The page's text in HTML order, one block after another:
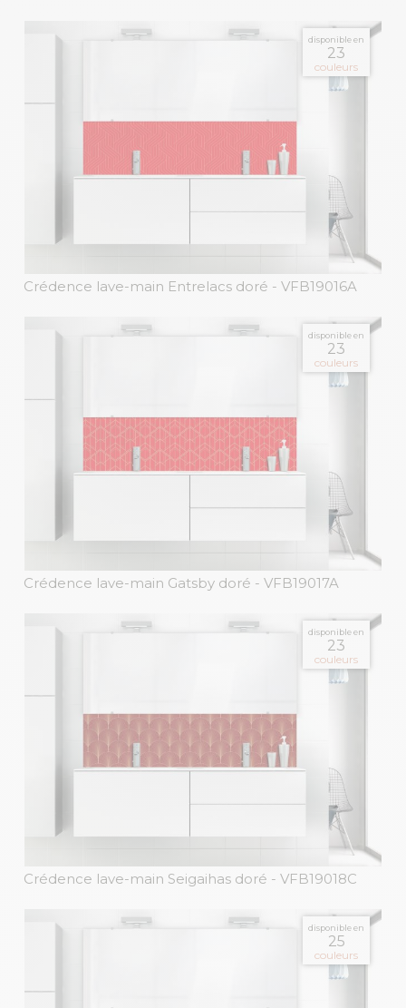
disponible en
23
couleurs
Crédence lave-main Entrelacs doré - VFB19016A
disponible en
23
couleurs
Crédence lave-main Gatsby doré - VFB19017A
disponible en
23
couleurs
Crédence lave-main Seigaihas doré - VFB19018C
disponible en
25
couleurs